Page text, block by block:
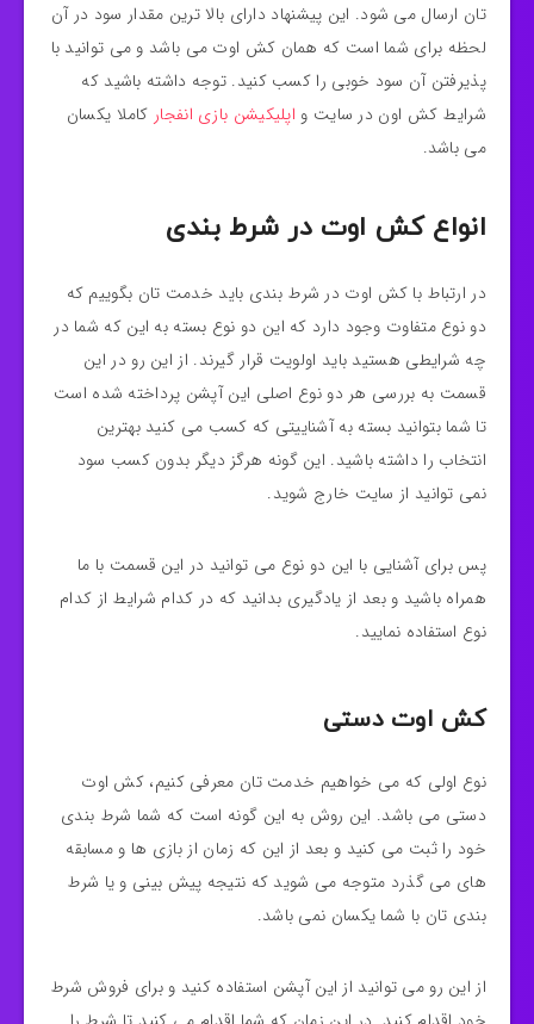
تان ارسال می شود. این پیشنهاد دارای بالا ترین مقدار سود در آن
لحظه برای شما است که همان کش اوت می باشد و می توانید با
پذیرفتن آن سود خوبی را کسب کنید. توجه داشته باشید که
شرایط کش اون در سایت و اپلیکیشن بازی انفجار کاملا یکسان
می باشد.
انواع کش اوت در شرط بندی
در ارتباط با کش اوت در شرط بندی باید خدمت تان بگوییم که
دو نوع متفاوت وجود دارد که این دو نوع بسته به این که شما در
چه شرایطی هستید باید اولویت قرار گیرند. از این رو در این
قسمت به بررسی هر دو نوع اصلی این آپشن پرداخته شده است
تا شما بتوانید بسته به آشناییتی که کسب می کنید بهترین
انتخاب را داشته باشید. این گونه هرگز دیگر بدون کسب سود
نمی توانید از سایت خارج شوید.
پس برای آشنایی با این دو نوع می توانید در این قسمت با ما
همراه باشید و بعد از یادگیری بدانید که در کدام شرایط از کدام
نوع استفاده نمایید.
کش اوت دستی
نوع اولی که می خواهیم خدمت تان معرفی کنیم، کش اوت
دستی می باشد. این روش به این گونه است که شما شرط بندی
خود را ثبت می کنید و بعد از این که زمان از بازی ها و مسابقه
های می گذرد متوجه می شوید که نتیجه پیش بینی و یا شرط
بندی تان با شما یکسان نمی باشد.
از این رو می توانید از این آپشن استفاده کنید و برای فروش شرط